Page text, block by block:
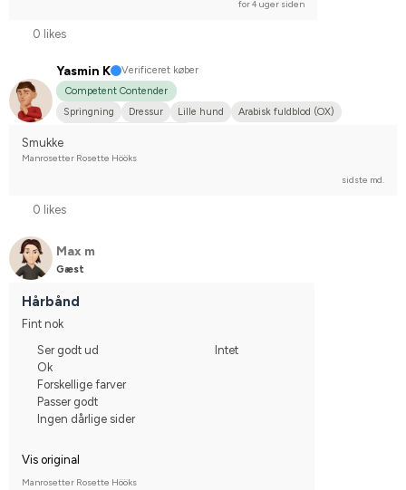
for 4 uger siden
0 likes
Yasmin K
Verificeret køber
Competent Contender
Springning
Dressur Lille hund
Arabisk fuldblod (OX)
Smukke
Manrosetter Rosette Hööks
sidste md.
0 likes
Max m
Gæst
Hårbånd
Fint nok
Ser godt ud
Ok
Forskellige farver
Passer godt
Ingen dårlige sider
Intet
Vis original
Manrosetter Rosette Hööks